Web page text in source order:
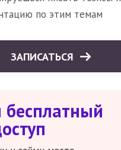
по этим темам
ЗАПИСАТЬСЯ
бесплатный